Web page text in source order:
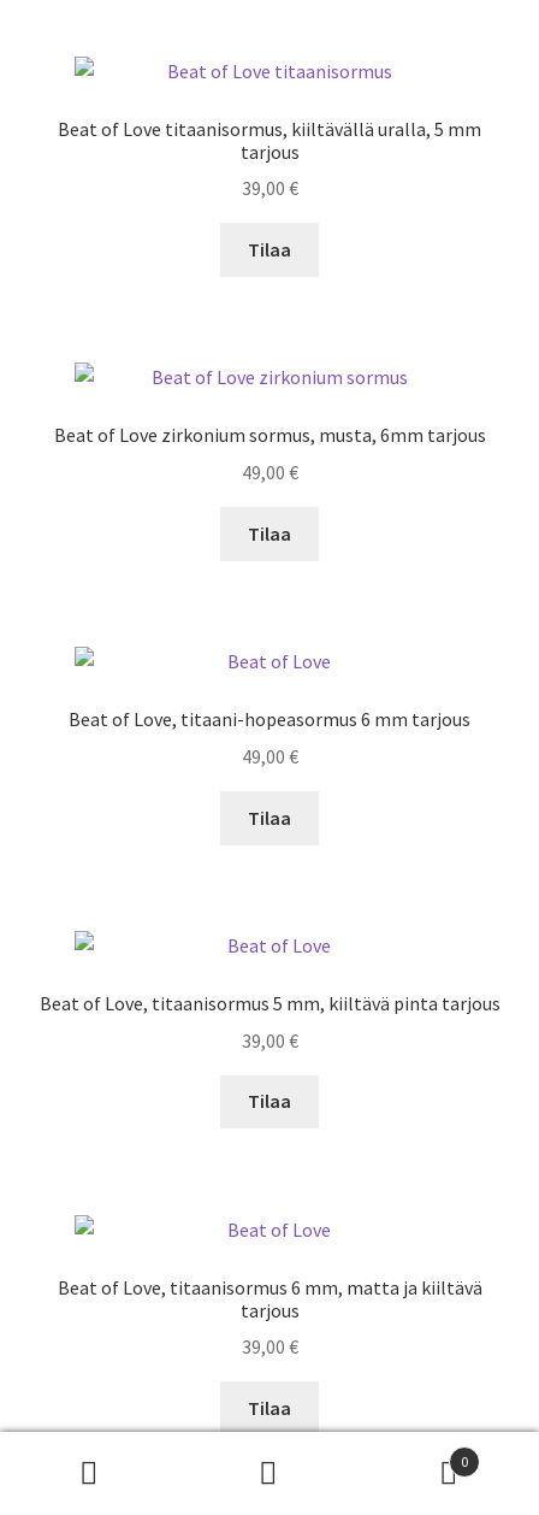
Beat of Love titaanisormus, kiiltävällä uralla, 5 mm
tarjous
39,00 €
Tilaa
Beat of Love zirkonium sormus, musta, 6mm tarjous
49,00 €
Tilaa
Beat of Love, titaani-hopeasormus 6 mm tarjous
49,00 €
Tilaa
Beat of Love, titaanisormus 5 mm, kiiltävä pinta tarjous
39,00 €
Tilaa
Beat of Love, titaanisormus 6 mm, matta ja kiiltävä
tarjous
39,00 €
Tilaa
0